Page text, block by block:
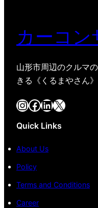
カーコン
山形市周辺のクルマ
きる《くるまやさん》
InstagramFacebook LinkedIn X
Quick Links
About Us
Policy
Terms and Conditions
Career